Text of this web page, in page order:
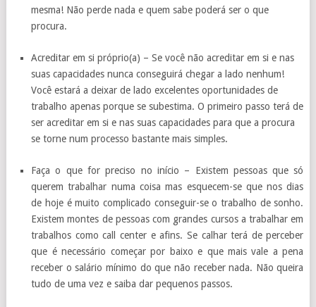
mesma! Não perde nada e quem sabe poderá ser o que
procura.
Acreditar em si próprio(a) – Se você não acreditar em si e nas
suas capacidades nunca conseguirá chegar a lado nenhum!
Você estará a deixar de lado excelentes oportunidades de
trabalho apenas porque se subestima. O primeiro passo terá de
ser acreditar em si e nas suas capacidades para que a procura
se torne num processo bastante mais simples.
Faça o que for preciso no início – Existem pessoas que só
querem trabalhar numa coisa mas esquecem-se que nos dias
de hoje é muito complicado conseguir-se o trabalho de sonho.
Existem montes de pessoas com grandes cursos a trabalhar em
trabalhos como call center e afins. Se calhar terá de perceber
que é necessário começar por baixo e que mais vale a pena
receber o salário mínimo do que não receber nada. Não queira
tudo de uma vez e saiba dar pequenos passos.